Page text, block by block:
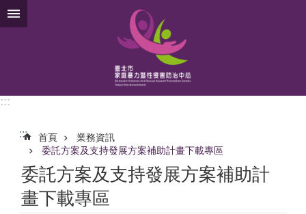
跳到主要內容區塊
:::
::: 首頁
業務資訊
委託方案及支持發展方案補助計畫下載專區
委託方案及支持發展方案補助計
畫下載專區